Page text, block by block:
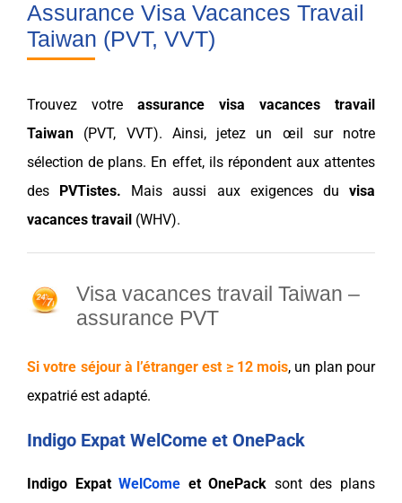
Assurance Visa Vacances Travail
Taiwan (PVT, VVT)
Trouvez votre assurance visa vacances travail
Taiwan (PVT, VVT). Ainsi, jetez un œil sur notre
sélection de plans. En effet, ils répondent aux attentes
des PVTistes. Mais aussi aux exigences duvisa
vacances travail (WHV).
Visa vacances travail Taiwan –
assurance PVT
Si votre séjour à l’étranger est ≥ 12 mois, un plan pour
expatrié est adapté.
Indigo Expat WelCome et OnePack
Indigo ExpatWelCome etOnePack sont des plans